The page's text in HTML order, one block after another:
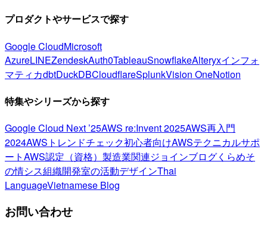
プロダクトやサービスで探す
Google CloudMicrosoft
AzureLINEZendeskAuth0TableauSnowflakeAlteryxインフォ
マティカdbtDuckDBCloudflareSplunkVision OneNotion
特集やシリーズから探す
Google Cloud Next ’25AWS re:Invent 2025AWS再入門
2024AWSトレンドチェック初心者向けAWSテクニカルサポ
ートAWS認定（資格） 製造業関連ジョインブログくらめそ
の情シス組織開発室の活動デザインThai
LanguageVietnamese Blog
お問い合わせ